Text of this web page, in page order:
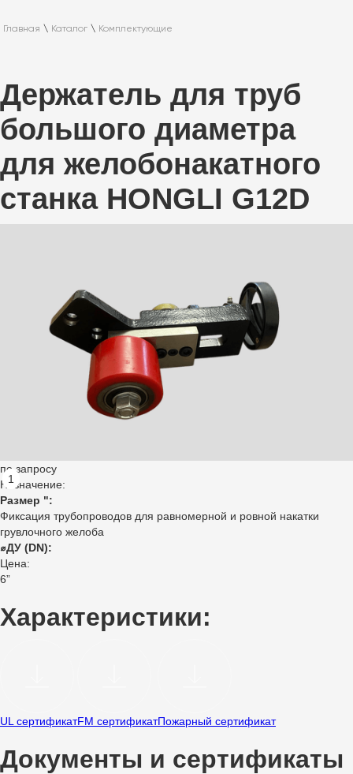
Главная \ Каталог \ Комплектующие
Держатель для труб
большого диаметра
для желобонакатного
станка HONGLI G12D
1
по запросу
Назначение:
Размер ":
Фиксация трубопроводов для равномерной и ровной накатки
грувлочного желоба
⌀ДУ (DN):
Цена:
6”
Характеристики:
UL сертификатFM сертификатПожарный сертификат
Документы и сертификаты